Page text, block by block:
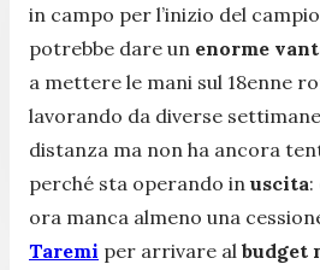
in campo per l’inizio del
potrebbe dare un enorme
a mettere le mani sul 18enne
lavorando da diverse
distanza ma non ha ancora
perché sta operando in uscita:
ora manca almeno una
Taremi per arrivare al budget